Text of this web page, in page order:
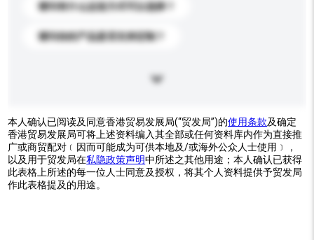
请问有什么运送方式可以选择？
请问你的产品是否支持定制？
本人确认已阅读及同意香港贸易发展局(“贸发局”)的使用条款及确定
香港贸易发展局可将上述资料编入其全部或任何资料库内作为直接推
广或商贸配对﹝因而可能成为可供本地及/或海外公众人士使用﹞，
以及用于贸发局在私隐政策声明中所述之其他用途；本人确认已获得
此表格上所述的每一位人士同意及授权，将其个人资料提供予贸发局
作此表格提及的用途。